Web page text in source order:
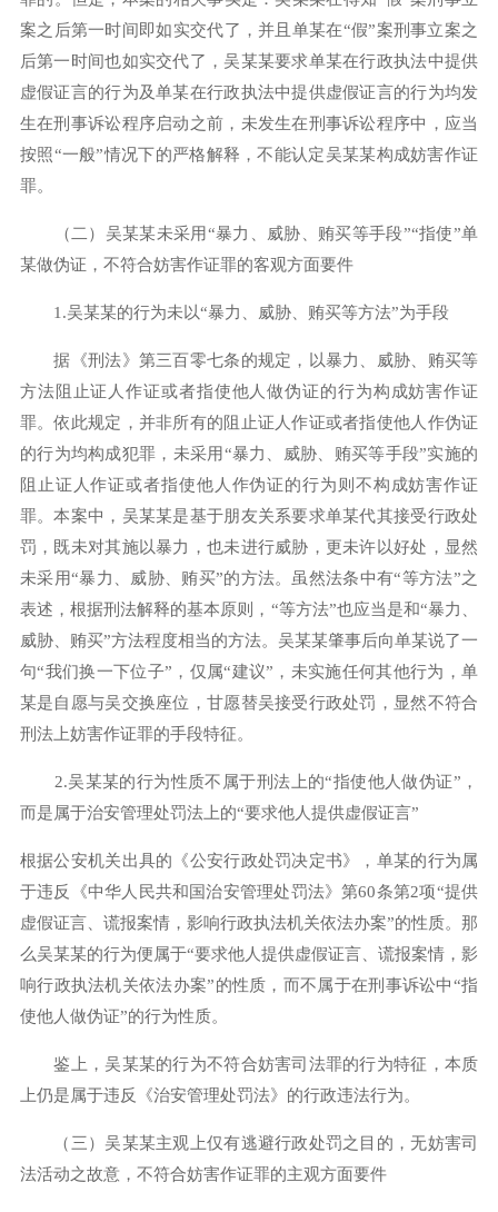
案之后第一时间即如实交代了，并且单某在“假”案刑事立案之
后第一时间也如实交代了，吴某某要求单某在行政执法中提供
虚假证言的行为及单某在行政执法中提供虚假证言的行为均发
生在刑事诉讼程序启动之前，未发生在刑事诉讼程序中，应当
按照“一般”情况下的严格解释，不能认定吴某某构成妨害作证
罪。
（二）吴某某未采用“暴力、威胁、贿买等手段”“指使”单
某做伪证，不符合妨害作证罪的客观方面要件
1.吴某某的行为未以“暴力、威胁、贿买等方法”为手段
据《刑法》第三百零七条的规定，以暴力、威胁、贿买等
方法阻止证人作证或者指使他人做伪证的行为构成妨害作证
罪。依此规定，并非所有的阻止证人作证或者指使他人作伪证
的行为均构成犯罪，未采用“暴力、威胁、贿买等手段”实施的
阻止证人作证或者指使他人作伪证的行为则不构成妨害作证
罪。本案中，吴某某是基于朋友关系要求单某代其接受行政处
罚，既未对其施以暴力，也未进行威胁，更未许以好处，显然
未采用“暴力、威胁、贿买”的方法。虽然法条中有“等方法”之
表述，根据刑法解释的基本原则，“等方法”也应当是和“暴力、
威胁、贿买”方法程度相当的方法。吴某某肇事后向单某说了一
句“我们换一下位子”，仅属“建议”，未实施任何其他行为，单
某是自愿与吴交换座位，甘愿替吴接受行政处罚，显然不符合
刑法上妨害作证罪的手段特征。
2.吴某某的行为性质不属于刑法上的“指使他人做伪证”，
而是属于治安管理处罚法上的“要求他人提供虚假证言”
根据公安机关出具的《公安行政处罚决定书》，单某的行为属
于违反《中华人民共和国治安管理处罚法》第60条第2项“提供
虚假证言、谎报案情，影响行政执法机关依法办案”的性质。那
么吴某某的行为便属于“要求他人提供虚假证言、谎报案情，影
响行政执法机关依法办案”的性质，而不属于在刑事诉讼中“指
使他人做伪证”的行为性质。
鉴上，吴某某的行为不符合妨害司法罪的行为特征，本质
上仍是属于违反《治安管理处罚法》的行政违法行为。
（三）吴某某主观上仅有逃避行政处罚之目的，无妨害司
法活动之故意，不符合妨害作证罪的主观方面要件